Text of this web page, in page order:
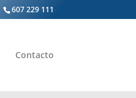
607 229 111
Contacto